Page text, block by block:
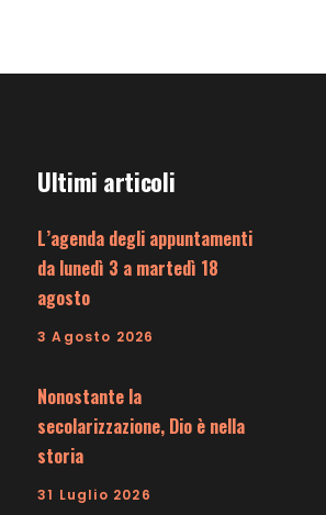
Ultimi articoli
L’agenda degli appuntamenti
da lunedì 3 a martedì 18
agosto
3 Agosto 2026
Nonostante la
secolarizzazione, Dio è nella
storia
31 Luglio 2026